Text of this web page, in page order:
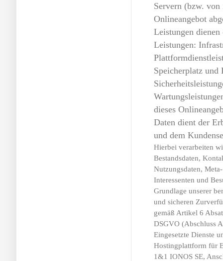
Servern (bzw. von
Onlineangebot
Leistungen
Leistungen:
Speicherplatz und
dieses
Daten dient der
und dem
Hierbei verarbeiten
Bestandsdaten,
Nutzungsdaten,
Interessenten und
Grundlage unserer
und sicheren
gemäß Artikel 6
DSGVO (Abschluss
Eingesetzte Dienste
Hostingplattform für
1&1 IONOS SE,